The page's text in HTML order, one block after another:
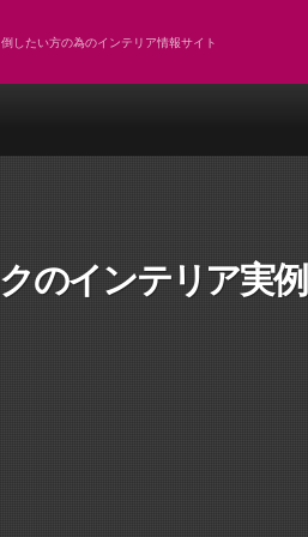
したい方の為のインテリア情報サイト
のインテリア実例